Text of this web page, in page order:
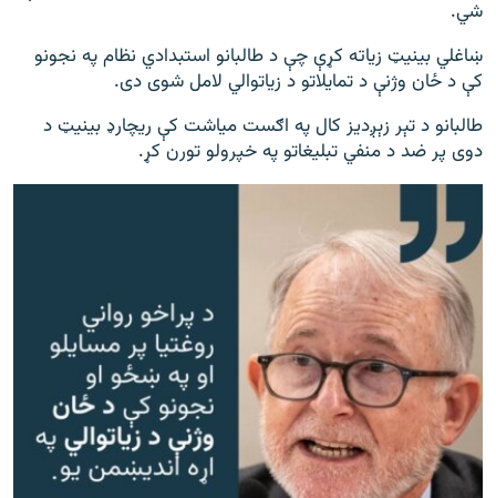
شي.
ښاغلي بینیټ زیاته کړې چې د طالبانو استبدادي نظام په نجونو
کې د ځان وژنې د تمایلاتو د زیاتوالي لامل شوی دی.
طالبانو د تېر زېږدیز کال په اګست میاشت کې ریچارډ بینیټ د
دوی پر ضد د منفي تبلیغاتو په خپرولو تورن کړ.